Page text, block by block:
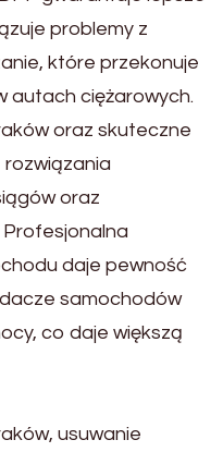
problemy z
które przekonuje
autach ciężarowych.
oraz skuteczne
oraz
Profesjonalna
daje pewność
samochodów
co daje większą
usuwanie